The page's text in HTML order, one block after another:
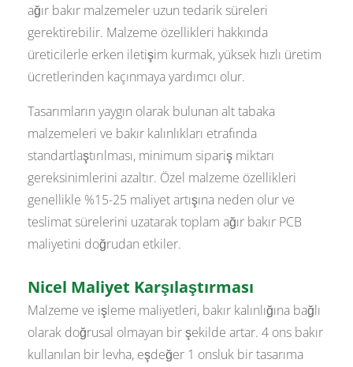
ağır bakır malzemeler uzun tedarik süreleri
gerektirebilir. Malzeme özellikleri hakkında
üreticilerle erken iletişim kurmak, yüksek hızlı üretim
ücretlerinden kaçınmaya yardımcı olur.
Tasarımların yaygın olarak bulunan alt tabaka
malzemeleri ve bakır kalınlıkları etrafında
standartlaştırılması, minimum sipariş miktarı
gereksinimlerini azaltır. Özel malzeme özellikleri
genellikle %15-25 maliyet artışına neden olur ve
teslimat sürelerini uzatarak toplam ağır bakır PCB
maliyetini doğrudan etkiler.
Nicel Maliyet Karşılaştırması
Malzeme ve işleme maliyetleri, bakır kalınlığına bağlı
olarak doğrusal olmayan bir şekilde artar. 4 ons bakır
kullanılan bir levha, eşdeğer 1 onsluk bir tasarıma